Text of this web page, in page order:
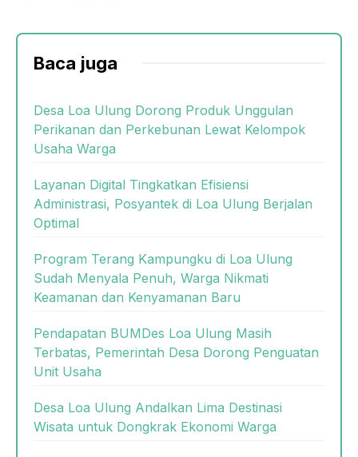
Baca juga
Desa Loa Ulung Dorong Produk Unggulan
Perikanan dan Perkebunan Lewat Kelompok
Usaha Warga
Layanan Digital Tingkatkan Efisiensi
Administrasi, Posyantek di Loa Ulung Berjalan
Optimal
Program Terang Kampungku di Loa Ulung
Sudah Menyala Penuh, Warga Nikmati
Keamanan dan Kenyamanan Baru
Pendapatan BUMDes Loa Ulung Masih
Terbatas, Pemerintah Desa Dorong Penguatan
Unit Usaha
Desa Loa Ulung Andalkan Lima Destinasi
Wisata untuk Dongkrak Ekonomi Warga